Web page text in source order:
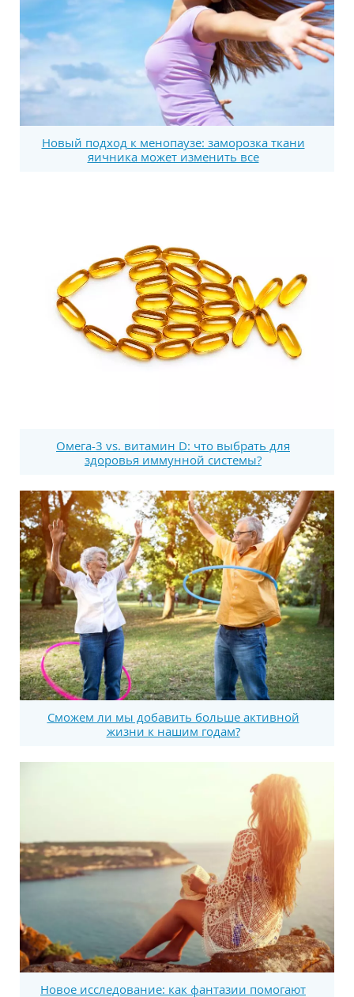
Новый подход к менопаузе: заморозка ткани
яичника может изменить все
Омега-3 vs. витамин D: что выбрать для
здоровья иммунной системы?
Сможем ли мы добавить больше активной
жизни к нашим годам?
Новое исследование: как фантазии помогают